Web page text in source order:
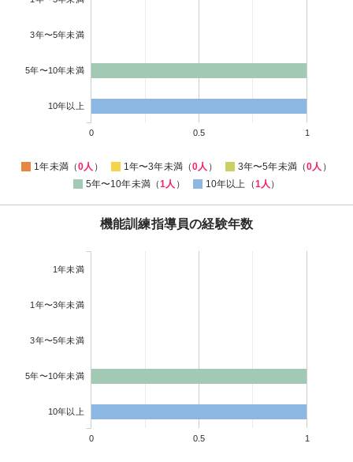
3年〜5年未満
5年〜10年未満
10年以上
0 0.5 1
1年未満（0人 ） 1年〜3年未満（0人 ） 3年〜5年未満（0人 ）
5年〜10年未満（1人 ） 10年以上（1人 ）
機能訓練指導員の経験年数
1年未満
1年〜3年未満
3年〜5年未満
5年〜10年未満
10年以上
0 0.5 1